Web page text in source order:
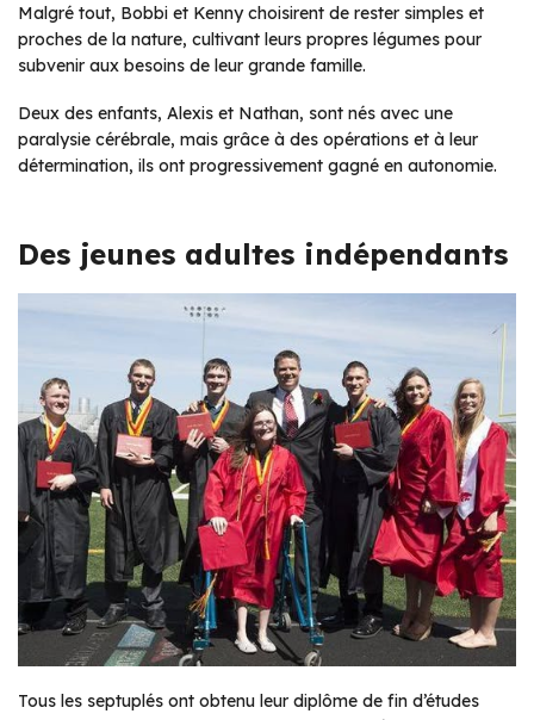
Malgré tout, Bobbi et Kenny choisirent de rester simples et
proches de la nature, cultivant leurs propres légumes pour
subvenir aux besoins de leur grande famille.
Deux des enfants, Alexis et Nathan, sont nés avec une
paralysie cérébrale, mais grâce à des opérations et à leur
détermination, ils ont progressivement gagné en autonomie.
Des jeunes adultes indépendants
Tous les septuplés ont obtenu leur diplôme de fin d’études